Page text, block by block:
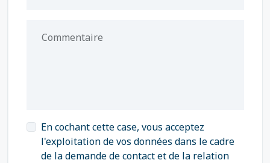
Commentaire
En cochant cette case, vous acceptez
l'exploitation de vos données dans le cadre
de la demande de contact et de la relation